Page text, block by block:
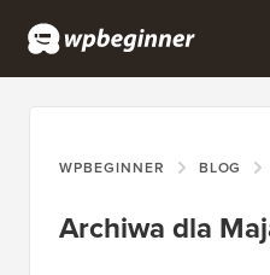
WPBEGINNER BLOG
Archiwa dla